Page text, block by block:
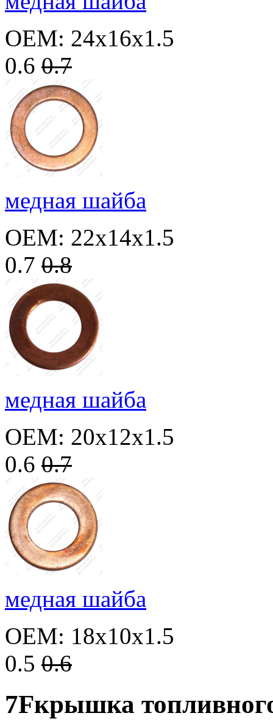
OEM: 24x16x1.5
0.6 0.7
медная шайба
OEM: 22x14x1.5
0.7 0.8
медная шайба
OEM: 20x12x1.5
0.6 0.7
медная шайба
OEM: 18x10x1.5
0.5 0.6
7Fкрышка